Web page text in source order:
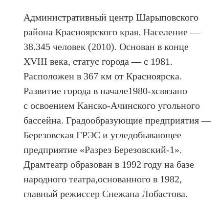
Административный центр Шарыповского
района Красноярского края. Население —
38.345 человек (2010). Основан в конце
XVIII века, статус города — с 1981.
Расположен в 367 км от Красноярска.
Развитие города в начале1980-хсвязано
с освоением Канско-Ачинского угольного
бассейна. Градообразующие предприятия —
Березовская ГРЭС и угледобывающее
предприятие «Разрез Березовский-1».
Драмтеатр образован в 1992 году на базе
народного театра,основанного в 1982,
главный режиссер Снежана Лобастова.